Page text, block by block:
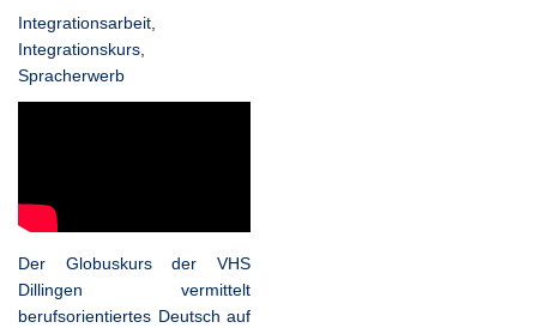
Integrationsarbeit,
Integrationskurs,
Spracherwerb
Der Globuskurs der VHS
Dillingen vermittelt
berufsorientiertes Deutsch auf